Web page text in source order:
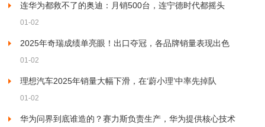
连华为都救不了的奥迪：月销500台，连宁德时代都摇头
01-02
2025年奇瑞成绩单亮眼！出口夺冠，各品牌销量表现出色
01-02
理想汽车2025年销量大幅下滑，在‘蔚小理’中率先掉队
01-02
华为问界到底谁造的？赛力斯负责生产，华为提供核心技术